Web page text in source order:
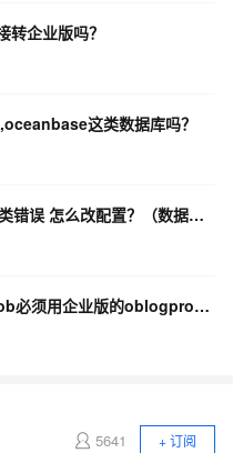
企业版吗？
这类数据库吗？
在Flink CDC中，pgsqlcdc 出现这类错误 怎么改配置？（数据库连接断开）
在OceanBase数据库中，企业版的ob必须用企业版的oblogproxy吗？
5641
+ 订阅